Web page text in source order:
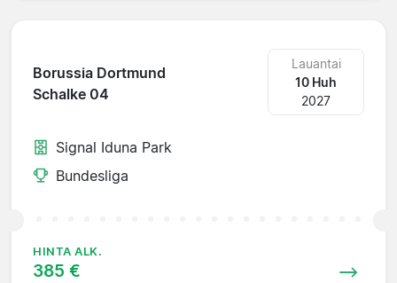
Borussia Dortmund
Schalke 04
Lauantai
10 Huh
2027
Signal Iduna Park
Bundesliga
HINTA ALK.
385 €